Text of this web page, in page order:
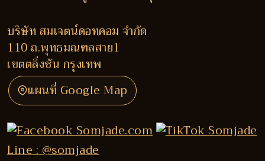
บริษัท สมเจตน์ดอทคอม จำกัด
110 ถ.พุทธมณฑลสาย1
เขตตลิ่งชัน กรุงเทพ
แผนที่ Google Map
Line : @somjade